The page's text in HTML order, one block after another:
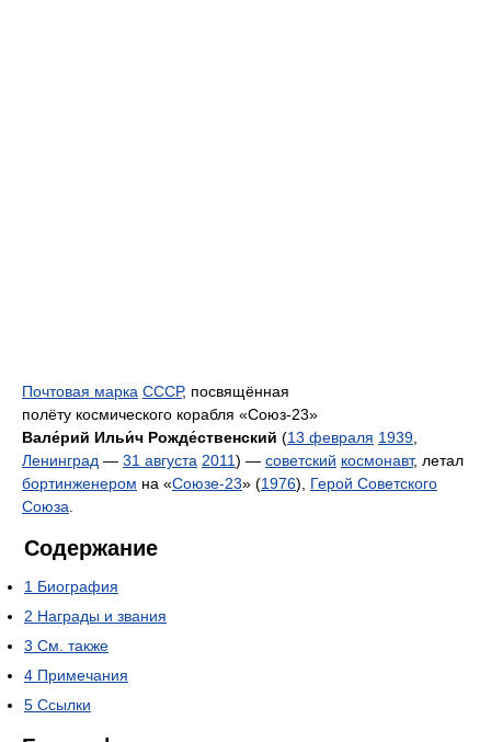
Почтовая марка СССР, посвящённая
полёту космического корабля «Союз-23»
Вале́рий Ильи́ч Рожде́ственский (13 февраля 1939
Ленинград — 31 августа 2011) — советский космонавт, летал
бортинженером на «Союзе-23» (1976), Герой Советского
Союза
Содержание
1 Биография
2 Награды и звания
3 См. также
4 Примечания
5 Ссылки